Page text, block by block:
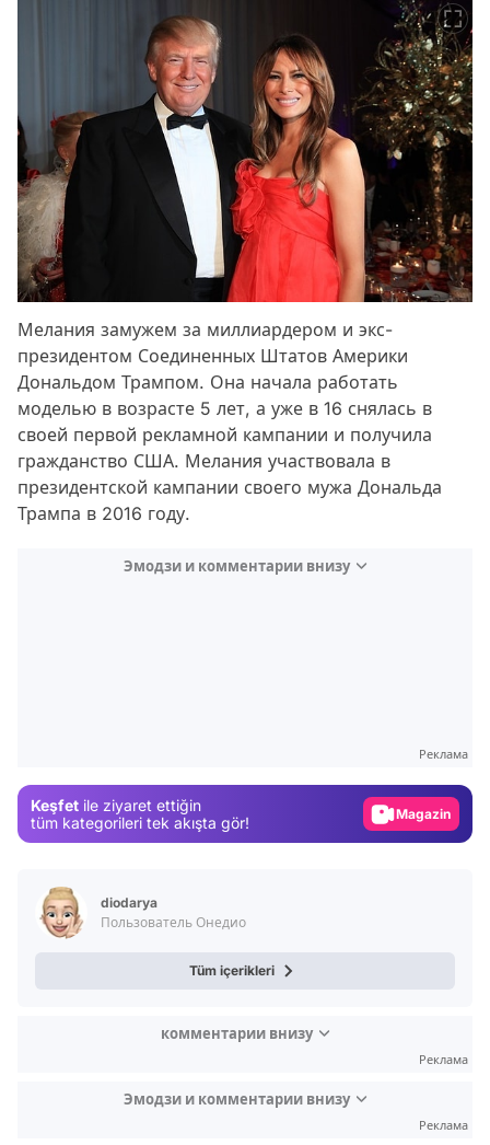
Мелания замужем за миллиардером и экс-
президентом Соединенных Штатов Америки
Дональдом Трампом. Она начала работать
моделью в возрасте 5 лет, а уже в 16 снялась в
своей первой рекламной кампании и получила
гражданство США. Мелания участвовала в
президентской кампании своего мужа Дональда
Трампа в 2016 году.
Эмодзи и комментарии внизу
Реклама
Keşfet ile ziyaret ettiğin
tüm kategorileri tek akışta gör!
Magazin
diodarya
Пользователь Онедио
Tüm içerikleri
комментарии внизу
Реклама
Эмодзи и комментарии внизу
Реклама